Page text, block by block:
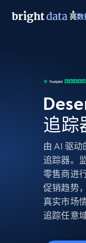
追踪
由 AI 驱
追踪器。
零售商进
促销趋势
真实市场
追踪任意